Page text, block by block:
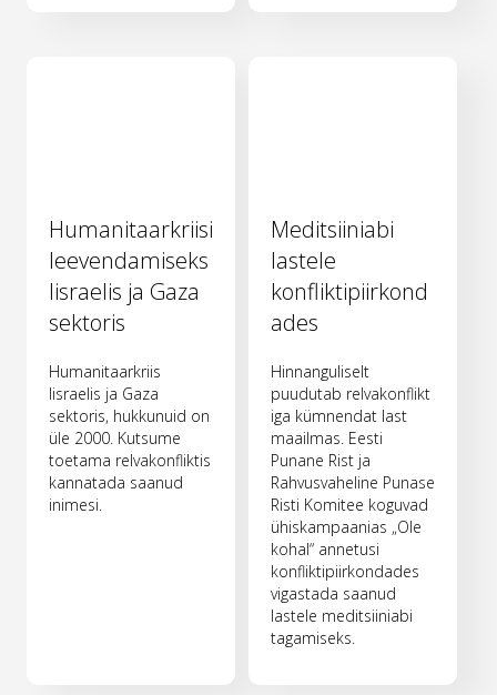
Humanitaarkriisi
leevendamiseks
Iisraelis ja Gaza
sektoris
Humanitaarkriis
Iisraelis ja Gaza
sektoris, hukkunuid on
üle 2000. Kutsume
toetama relvakonfliktis
kannatada saanud
inimesi.
Meditsiiniabi
lastele
konfliktipiirkond
ades
Hinnanguliselt
puudutab relvakonflikt
iga kümnendat last
maailmas. Eesti
Punane Rist ja
Rahvusvaheline Punase
Risti Komitee koguvad
ühiskampaanias „Ole
kohal“ annetusi
konfliktipiirkondades
vigastada saanud
lastele meditsiiniabi
tagamiseks.